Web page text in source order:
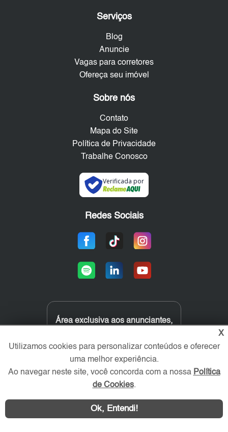
Serviços
Blog
Anuncie
Vagas para corretores
Ofereça seu imóvel
Sobre nós
Contato
Mapa do Site
Política de Privacidade
Trabalhe Conosco
Verificada por
Redes Sociais
Área exclusiva aos anunciantes,
X
Utilizamos cookies para personalizar conteúdos e oferecer
uma melhor experiência.
Ao navegar neste site, você concorda com a nossa Política
de Cookies.
Ok, Entendi!